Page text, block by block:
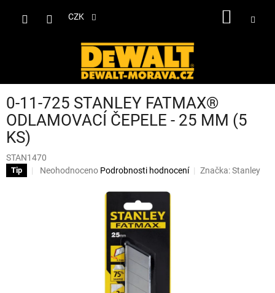
CZK
0-11-725 STANLEY FATMAX®
ODLAMOVACÍ ČEPELE - 25 MM (5
KS)
STAN1470
Tip
Průměrné
Neohodnoceno Podrobnosti hodnocení Značka:Stanley